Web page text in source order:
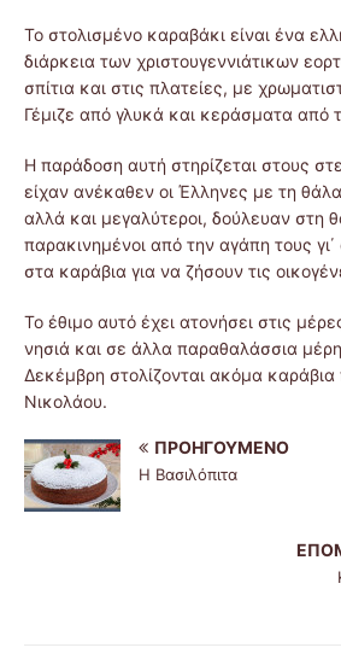
Το στολισμένο καραβάκι είναι ένα
διάρκεια των χριστουγεννιάτικων
σπίτια και στις πλατείες, με
Γέμιζε από γλυκά και κεράσματα από
Η παράδοση αυτή στηρίζεται στους
είχαν ανέκαθεν οι Έλληνες με τη
αλλά και μεγαλύτεροι, δούλευαν στη
παρακινημένοι από την αγάπη τους
στα καράβια για να ζήσουν τις
Το έθιμο αυτό έχει ατονήσει στις
νησιά και σε άλλα παραθαλάσσια
Δεκέμβρη στολίζονται ακόμα καράβια
Νικολάου.
ΠΡΟΗΓΟΎΜΕΝΟ
Η Βασιλόπιτα